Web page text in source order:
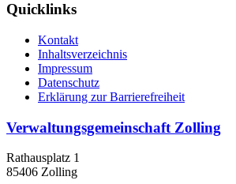
Quicklinks
Kontakt
Inhaltsverzeichnis
Impressum
Datenschutz
Erklärung zur Barrierefreiheit
Verwaltungsgemeinschaft Zolling
Rathausplatz 1
85406 Zolling